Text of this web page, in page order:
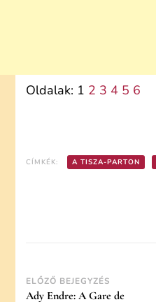
Oldalak: 1 2 3 4 5 6
CÍMKÉK: A TISZA-PARTON
Post
ELŐZŐ BEJEGYZÉS
Ady Endre: A Gare de